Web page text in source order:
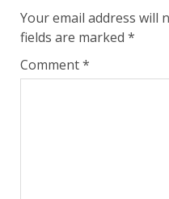
Your email address will
fields are marked *
Comment*